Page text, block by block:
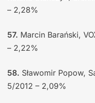
– 2,28%
57. Marcin Barański,
– 2,22%
58. Sławomir Popow,
5/2012 – 2,09%